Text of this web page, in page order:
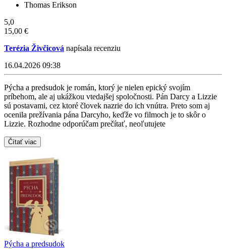
Thomas Erikson
5,0
15,00 €
Terézia Živčicová napísala recenziu
16.04.2026 09:38
Pýcha a predsudok je román, ktorý je nielen epický svojím
príbehom, ale aj ukážkou vtedajšej spoločnosti. Pán Darcy a Lizzie
sú postavami, cez ktoré človek nazrie do ich vnútra. Preto som aj
ocenila prežívania pána Darcyho, keďže vo filmoch je to skôr o
Lizzie. Rozhodne odporúčam prečítať, neoľutujete
Čítať viac
Pýcha a predsudok